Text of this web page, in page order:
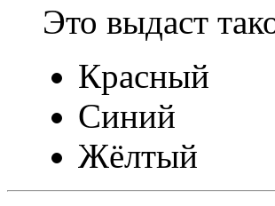
Это выдаст
Красный
Синий
Жёлтый